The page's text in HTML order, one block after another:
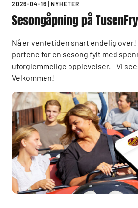
2026-04-16 NYHETER
Sesongåpning på
Nå er ventetiden snart endelig over!
portene for en sesong fylt med
uforglemmelige opplevelser. - Vi
Velkommen!